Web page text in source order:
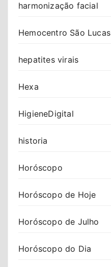
harmonização facial
Hemocentro São Lucas
hepatites virais
Hexa
HigieneDigital
historia
Horóscopo
Horóscopo de Hoje
Horóscopo de Julho
Horóscopo do Dia